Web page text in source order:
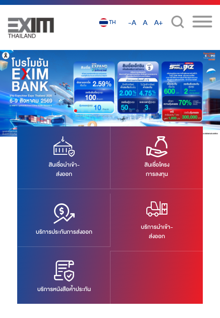
TH -A A A+
งาน Franchise Expo Thailand 2026 ระหว่างวันพฤหัสบดีที่ 6-วันอาทิตย์ที่ 9
สิงหาคม 2569 ณ ฮอลล์ 6-7 ศูนย์แสดงสินค้าและการประชุม อิมแพ็ค เมืองทองธานี
สินเชื่อนำเข้า-
ส่งออก
สินเชื่อโครง
การลงทุน
บริการประกันการส่งออก
บริการนำเข้า-
ส่งออก
บริการหนังสือค้ำประกัน